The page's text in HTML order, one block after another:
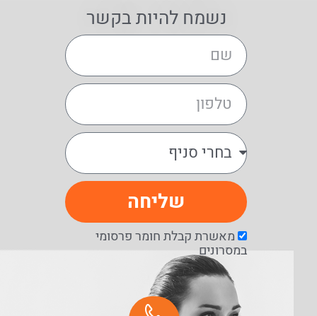
נשמח להיות בקשר
מאשרת קבלת חומר פרסומי
במסרונים
שליחה